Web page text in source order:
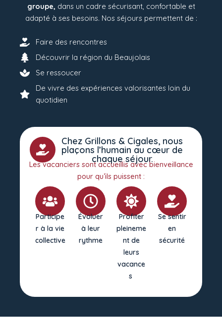
groupe, dans un cadre sécurisant, confortable et
adapté à ses besoins. Nos séjours permettent de :
Faire des rencontres
Découvrir la région du Beaujolais
Se ressoucer
De vivre des expériences valorisantes loin du
quotidien
Chez Grillons & Cigales, nous
plaçons l’humain au cœur de
chaque séjour.
Les vacanciers sont accueillis avec bienveillance
pour qu’ils puissent :
Participe
r à la vie
collective
Évoluer
à leur
rythme
Profiter
pleineme
nt de
leurs
vacance
s
Se sentir
en
sécurité